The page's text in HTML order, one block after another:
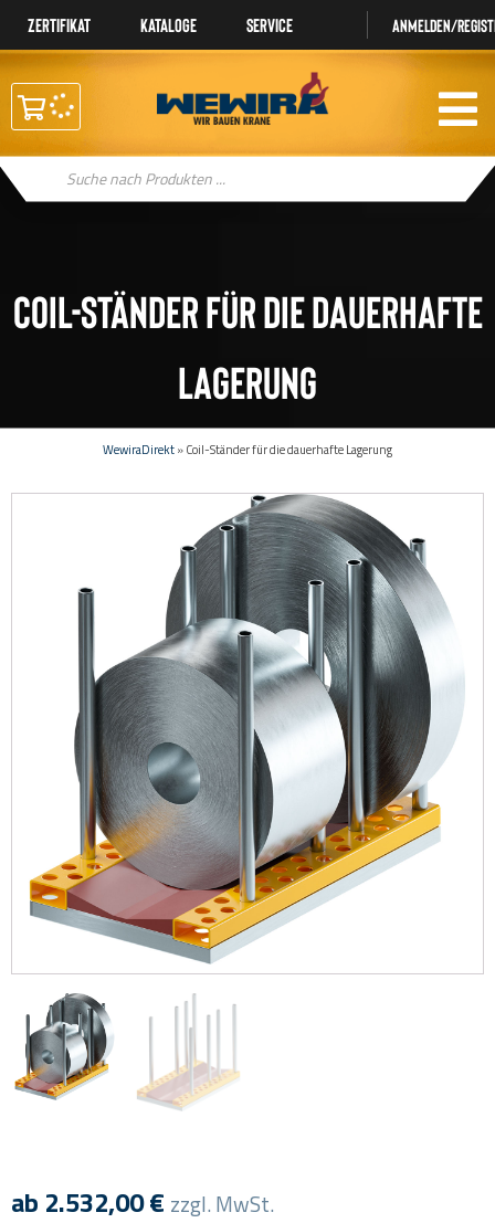
Zertifikat Kataloge Service Anmelden/
Products
search
Coil-Ständer für die dauerhafte
Lagerung
WewiraDirekt»Coil-Ständer für die dauerhafte Lagerung
ab 2.532,00€ zzgl. MwSt.